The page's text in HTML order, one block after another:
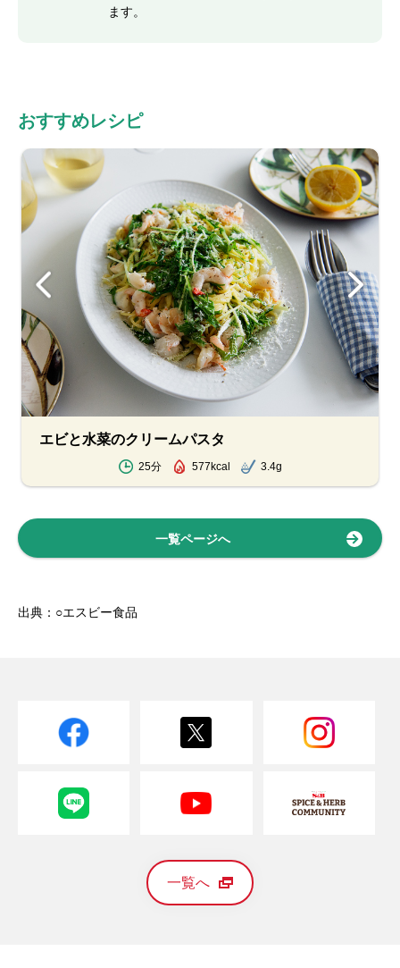
ます。
おすすめレシピ
エビと水菜のクリームパスタ
25分 577kcal 3.4g
一覧ページへ
出典：○エスビー食品
一覧へ